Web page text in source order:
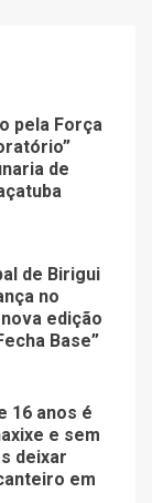
pela Força
de
de Birigui
no
edição
Base”
16 anos é
e sem
deixar
em